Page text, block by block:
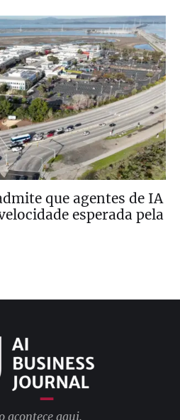
que agentes de IA
esperada pela
acontece aqui.